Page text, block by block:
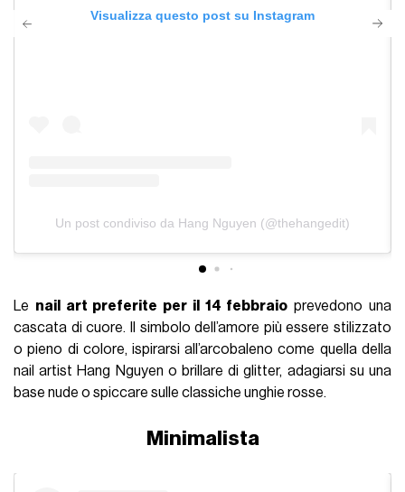
Visualizza questo post su Instagram
Un post condiviso da Hang Nguyen (@thehangedit)
Le nail art preferite per il 14 febbraio prevedono una
cascata di cuore. Il simbolo dell’amore più essere stilizzato
o pieno di colore, ispirarsi all’arcobaleno come quella della
nail artist Hang Nguyen o brillare di glitter, adagiarsi su una
base nude o spiccare sulle classiche unghie rosse.
Minimalista